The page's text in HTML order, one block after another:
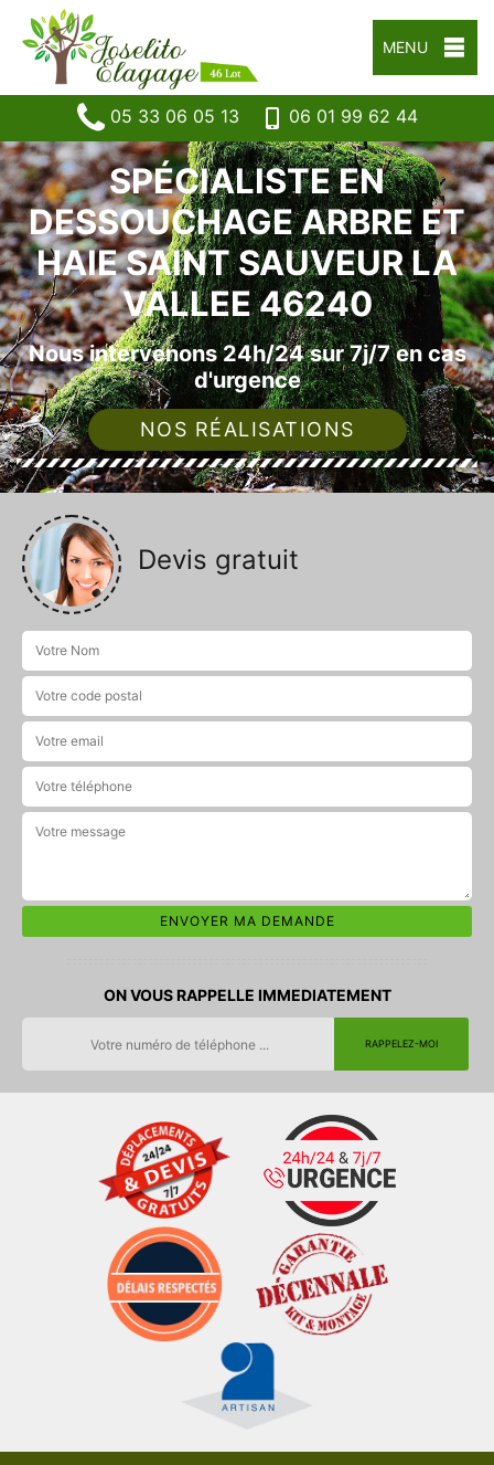
MENU
05 33 06 05 13 06 01 99 62 44
SPÉCIALISTE EN
DESSOUCHAGE ARBRE ET
HAIE SAINT SAUVEUR LA
VALLEE 46240
Nous intervenons 24h/24 sur 7j/7 en cas
d'urgence
NOS RÉALISATIONS
Devis gratuit
ON VOUS RAPPELLE IMMEDIATEMENT